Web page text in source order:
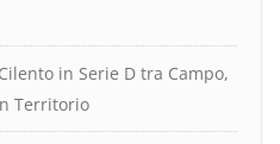
in Serie D tra Campo,
Territorio